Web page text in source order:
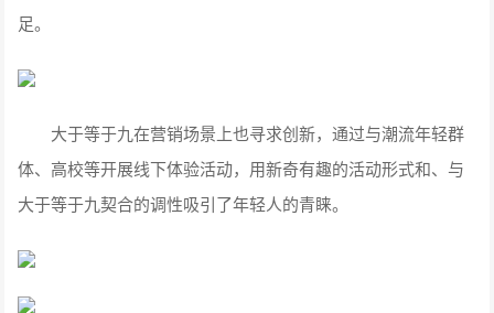
足。
大于等于九在营销场景上也寻求创新，通过与潮流年轻群
体、高校等开展线下体验活动，用新奇有趣的活动形式和、与
大于等于九契合的调性吸引了年轻人的青睐。